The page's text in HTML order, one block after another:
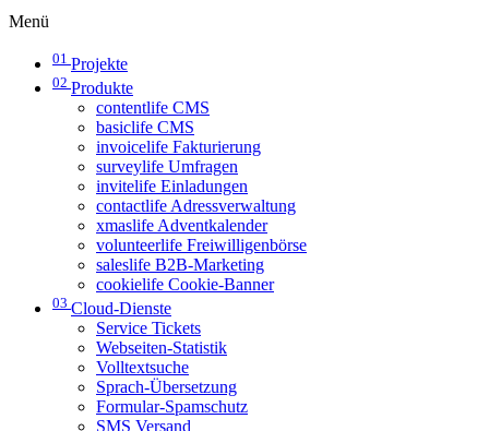
Menü
01 Projekte
02 Produkte
contentlife CMS
basiclife CMS
invoicelife Fakturierung
surveylife Umfragen
invitelife Einladungen
contactlife Adressverwaltung
xmaslife Adventkalender
volunteerlife Freiwilligenbörse
saleslife B2B-Marketing
cookielife Cookie-Banner
03 Cloud-Dienste
Service Tickets
Webseiten-Statistik
Volltextsuche
Sprach-Übersetzung
Formular-Spamschutz
SMS Versand